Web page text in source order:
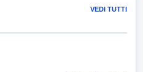
VEDI TUTTI